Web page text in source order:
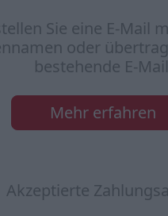
Sie eine E-Mail
oder
bestehende E-
Mehr erfahren
Akzeptierte